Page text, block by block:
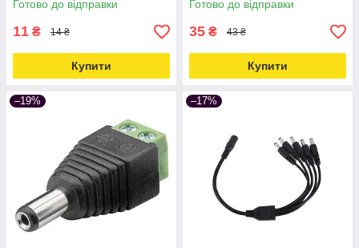
Готово до відправки
11 ₴ 14 ₴
Купити
online-multimarket-
Готово до відправки
35 ₴ 43 ₴
Купити
–19% –17%